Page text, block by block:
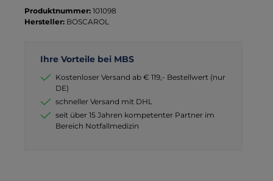
Produktnummer: 101098
Hersteller: BOSCAROL
Ihre Vorteile bei MBS
Kostenloser Versand ab € 119,- Bestellwert (nur
DE)
schneller Versand mit DHL
seit über 15 Jahren kompetenter Partner im
Bereich Notfallmedizin